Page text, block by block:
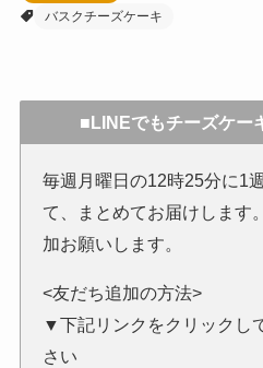
バスクチーズケーキ
■LINEでもチーズケー
毎週月曜日の12時25分に1
て、まとめてお届けします
加お願いします。
<友だち追加の方法>
▼下記リンクをクリックし
さい